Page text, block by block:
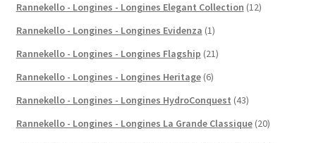
Rannekello - Longines - Longines Elegant Collection (12)
Rannekello - Longines - Longines Evidenza (1)
Rannekello - Longines - Longines Flagship (21)
Rannekello - Longines - Longines Heritage (6)
Rannekello - Longines - Longines HydroConquest (43)
Rannekello - Longines - Longines La Grande Classique (20)